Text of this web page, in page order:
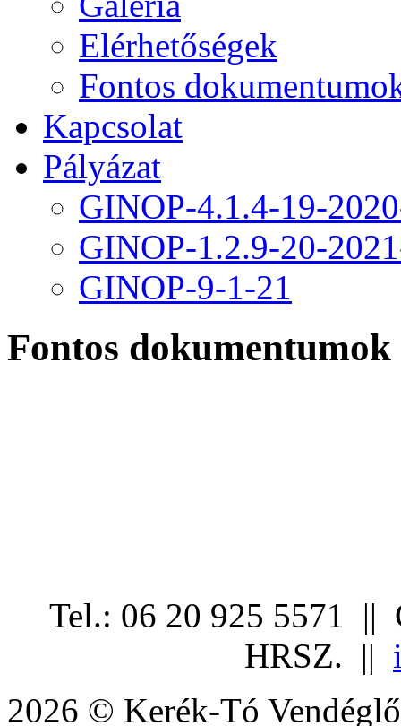
Elérhetőségek
Fontos
Kapcsolat
Pályázat
GINOP-4.1.4-19-
GINOP-1.2.9-20-
GINOP-9-1-21
Fontos dokumentumok
Tel.: 06 20 925 5571 ||
HRSZ. ||
2026 © Kerék-Tó